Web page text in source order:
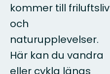
kommer till friluftsliv
och
naturupplevelser.
Här kan du vandra
eller cykla längs